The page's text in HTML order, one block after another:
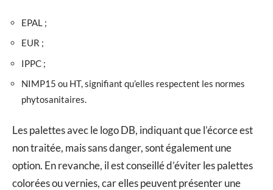
EPAL ;
EUR ;
IPPC ;
NIMP15 ou HT, signifiant qu’elles respectent les normes
phytosanitaires.
Les palettes avec le logo DB, indiquant que l’écorce est
non traitée, mais sans danger, sont également une
option. En revanche, il est conseillé d’éviter les palettes
colorées ou vernies, car elles peuvent présenter une